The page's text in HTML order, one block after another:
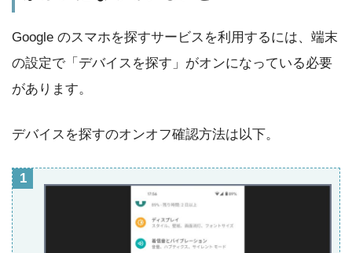
Google のスマホを探すサービスを利用するには、端末
の設定で「デバイスを探す」がオンになっている必要
があります。
デバイスを探すのオンオフ確認方法は以下。